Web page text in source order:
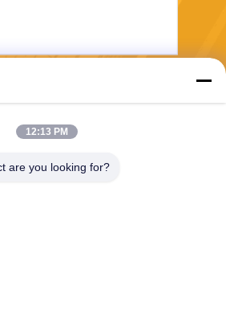
12:13 PM
are you looking for?